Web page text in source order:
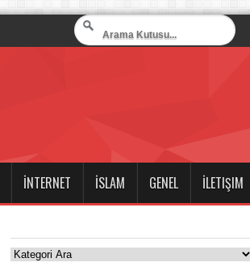
İNTERNET İSLAM GENEL İLETIŞIM